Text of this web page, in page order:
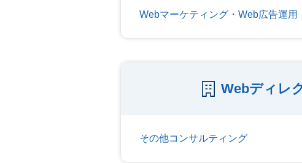
Webマーケティング・Web広告運用
Webディレ
その他コンサルティング